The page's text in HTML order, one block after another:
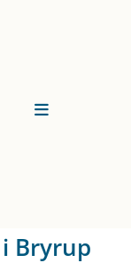
Bryrup